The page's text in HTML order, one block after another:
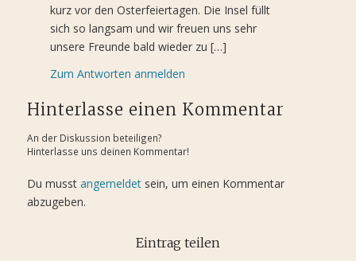
kurz vor den Osterfeiertagen. Die Insel füllt
sich so langsam und wir freuen uns sehr
unsere Freunde bald wieder zu […]
Zum Antworten anmelden
Hinterlasse einen Kommentar
An der Diskussion beteiligen?
Hinterlasse uns deinen Kommentar!
Du musst angemeldetsein, um einen Kommentar
abzugeben.
Eintrag teilen